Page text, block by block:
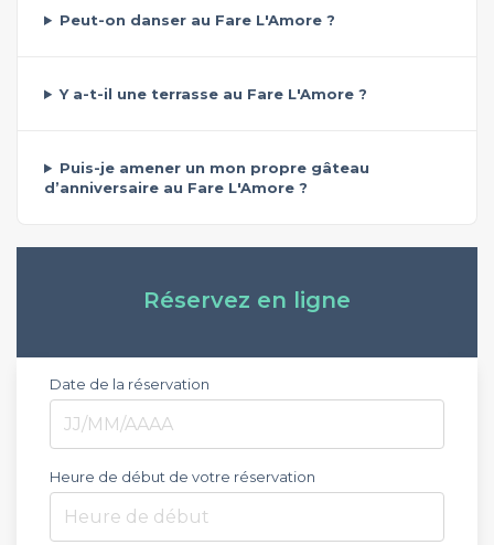
Peut-on danser au Fare L'Amore ?
Y a-t-il une terrasse au Fare L'Amore ?
Puis-je amener un mon propre gâteau
d’anniversaire au Fare L'Amore ?
Réservez en ligne
Date de la réservation
Heure de début de votre réservation
Heure de début